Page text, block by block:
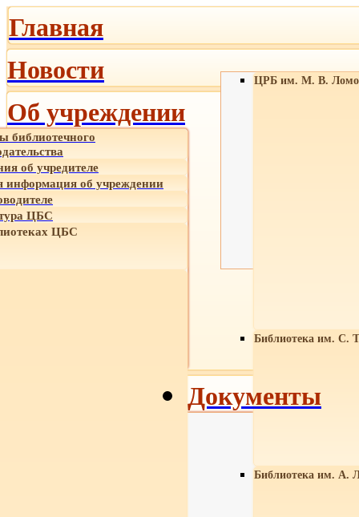
Главная
Новости
Об учреждении
библиотечного
об учредителе
об учреждении
ЦБС
ЦБС
ЦРБ им. М. В.
Библиотека им. С.
Библиотека им. А.
Документы